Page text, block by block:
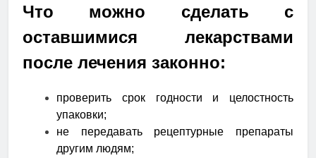
Что можно сделать с
оставшимися лекарствами
после лечения законно:
проверить срок годности и целостность
упаковки;
не передавать рецептурные препараты
другим людям;